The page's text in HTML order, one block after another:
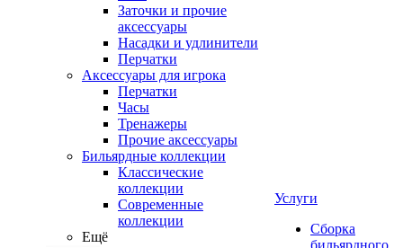
Заточки и прочие
аксессуары
Насадки и удлинители
Перчатки
Аксессуары для игрока
Перчатки
Часы
Тренажеры
Прочие аксессуары
Бильярдные коллекции
Классические
коллекции
Современные
коллекции
Ещё
Услуги
Сборка
бильярдного